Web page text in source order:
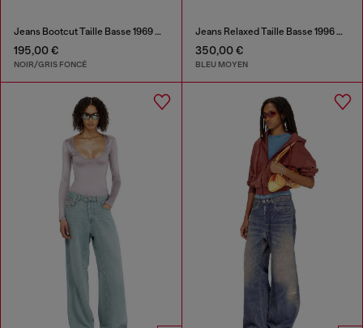
Jeans Bootcut Taille Basse 1969 D-Ebbey
195,00 €
NOIR/GRIS FONCÉ
Jeans Relaxed Taille Basse 1996 D-Sire
350,00 €
BLEU MOYEN